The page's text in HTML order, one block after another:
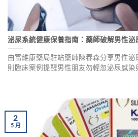
泌尿系統健康保養指南：藥師破解男性泌
由富維康藥局駐站藥師陳春森分享男性
則臨床案例提醒男性朋友勿輕忽泌尿感染
2
5月